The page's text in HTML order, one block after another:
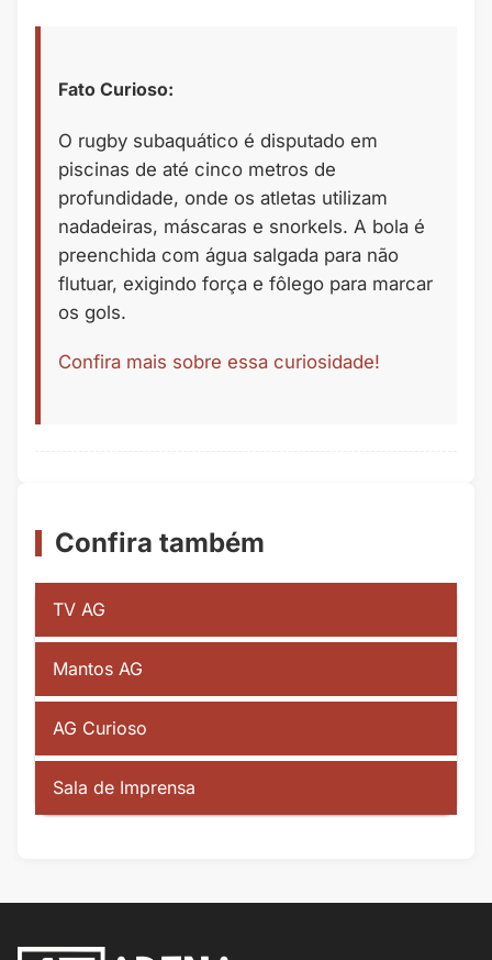
Fato Curioso:
O rugby subaquático é disputado em
piscinas de até cinco metros de
profundidade, onde os atletas utilizam
nadadeiras, máscaras e snorkels. A bola é
preenchida com água salgada para não
flutuar, exigindo força e fôlego para marcar
os gols.
Confira mais sobre essa curiosidade!
Confira também
TV AG
Mantos AG
AG Curioso
Sala de Imprensa